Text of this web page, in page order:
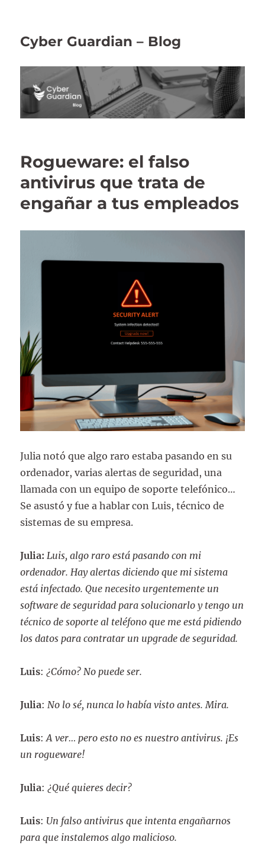
Cyber Guardian – Blog
Rogueware: el falso
antivirus que trata de
engañar a tus empleados
Julia notó que algo raro estaba pasando en su
ordenador, varias alertas de seguridad, una
llamada con un equipo de soporte telefónico…
Se asustó y fue a hablar con Luis, técnico de
sistemas de su empresa.
Julia:Luis, algo raro está pasando con mi
ordenador. Hay alertas diciendo que mi sistema
está infectado. Que necesito urgentemente un
software de seguridad para solucionarlo y tengo un
técnico de soporte al teléfono que me está pidiendo
los datos para contratar un upgrade de seguridad.
Luis:¿Cómo? No puede ser.
Julia:No lo sé, nunca lo había visto antes. Mira.
Luis:A ver… pero esto no es nuestro antivirus. ¡Es
un rogueware!
Julia:¿Qué quieres decir?
Luis: Un falso antivirus que intenta engañarnos
para que instalemos algo malicioso.